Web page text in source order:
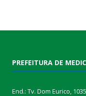
PREFEITURA DE
End.: Tv. Dom Eurico, 1035